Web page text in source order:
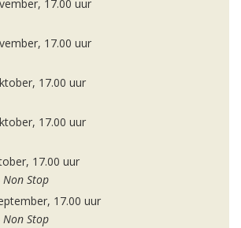
17.00 uur
17.00 uur
17.00 uur
17.00 uur
17.00 uur
Stop
17.00 uur
Stop